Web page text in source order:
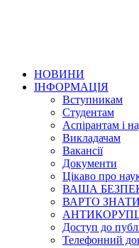
НОВИНИ
ІНФОРМАЦІЯ
Вступникам
Студентам
Аспірантам і
Викладачам
Вакансії
Документи
Цікаво про
ВАША
ВАРТО
Доступ до
Телефонний